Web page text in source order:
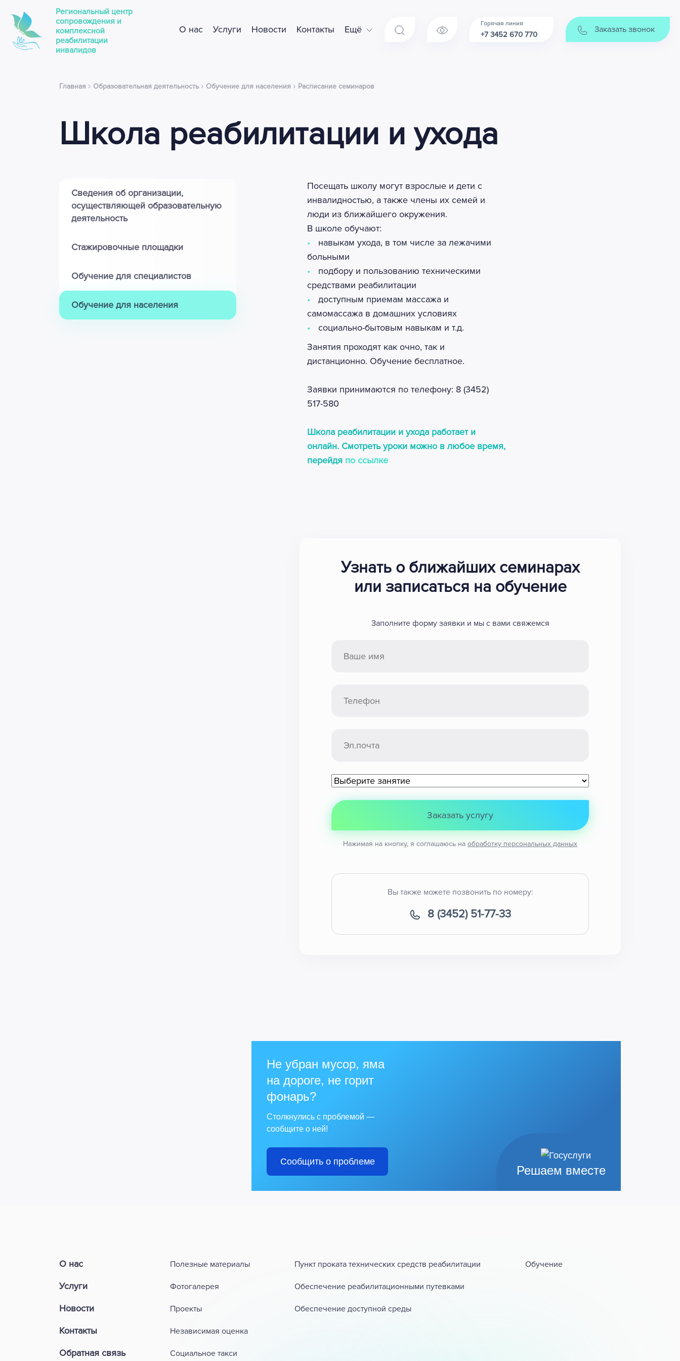
Региональный центр
сопровождения и
комплексной
реабилитации
инвалидов
О нас Услуги Новости Контакты Ещё
Горячая линия
+7 3452 670 770 Заказать звонок
Главная › Образовательная деятельность › Обучение для населения › Расписание семинаров
Школа реабилитации и ухода
Сведения об организации,
осуществляющей образовательную
деятельность
Стажировочные площадки
Обучение для специалистов
Обучение для населения
Посещать школу могут взрослые и дети с
инвалидностью, а также члены их семей и
люди из ближайшего окружения.
В школе обучают:
навыкам ухода, в том числе за лежачими
больными
подбору и пользованию техническими
средствами реабилитации
доступным приемам массажа и
самомассажа в домашних условиях
социально-бытовым навыкам и т.д.
Занятия проходят как очно, так и
дистанционно. Обучение бесплатное.
Заявки принимаются по телефону: 8 (3452)
517-580
Школа реабилитации и ухода работает и
онлайн. Смотреть уроки можно в любое время,
перейдя по ссылке
Узнать о ближайших семинарах
или записаться на обучение
Заполните форму заявки и мы с вами свяжемся
Заказать услугу
Нажимая на кнопку, я соглашаюсь на обработку персональных данных
Вы также можете позвонить по номеру:
8 (3452) 51-77-33
Решаем вместе
Не убран мусор, яма
на дороге, не горит
фонарь?
Столкнулись с проблемой —
сообщите о ней!
Сообщить о проблеме
О нас
Услуги
Новости
Контакты
Обратная связь
Полезные материалы
Фотогалерея
Проекты
Независимая оценка
Социальное такси
Пункт проката технических средств реабилитации
Обеспечение реабилитационными путевками
Обеспечение доступной среды
Обучение